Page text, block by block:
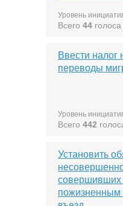
Уровень
Всего 44 голоса
Ввести налог
переводы
Уровень
Всего 442
Установить
совершивших
пожизненным